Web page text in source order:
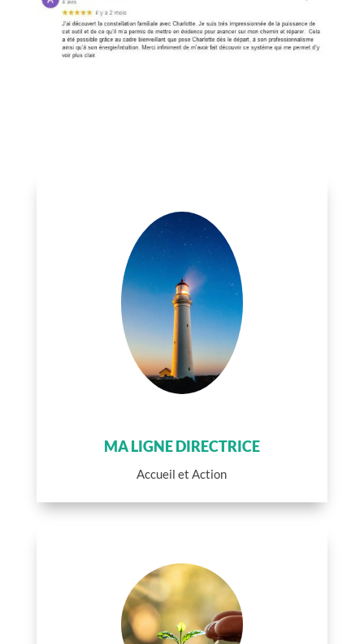
MA LIGNE DIRECTRICE
Accueil et Action